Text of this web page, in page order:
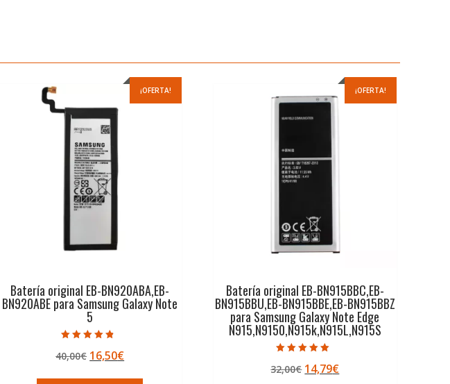
¡OFERTA!
Batería original EB-BN920ABA,EB-
BN920ABE para Samsung Galaxy Note
5
4.50
de 5
40,00€ El
16,50€El
¡OFERTA!
Batería original EB-BN915BBC,EB-
BN915BBU,EB-BN915BBE,EB-BN915BBZ
para Samsung Galaxy Note Edge
N915,N9150,N915k,N915L,N915S
5.00
de 5
32,00€ El
14,79€El